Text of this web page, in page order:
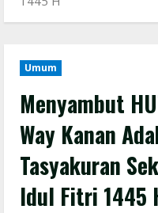
Umum
Menyambut
Way Kanan
Tasyakuran
Idul Fitri 1445